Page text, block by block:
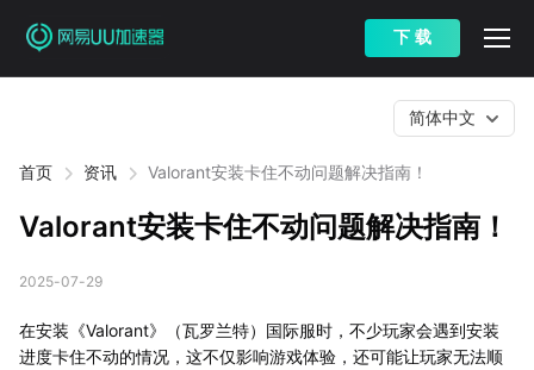
下 载
首页 资讯 Valorant安装卡住不动问题解决指南！
简体中文
Valorant安装卡住不动问题解决指南！
2025-07-29
在安装《Valorant》（瓦罗兰特）国际服时，不少玩家会遇到安装
进度卡住不动的情况，这不仅影响游戏体验，还可能让玩家无法顺